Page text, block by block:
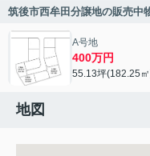
筑後市西牟田分譲地の販売中
A号地
400万円
55.13坪(182.25
地図